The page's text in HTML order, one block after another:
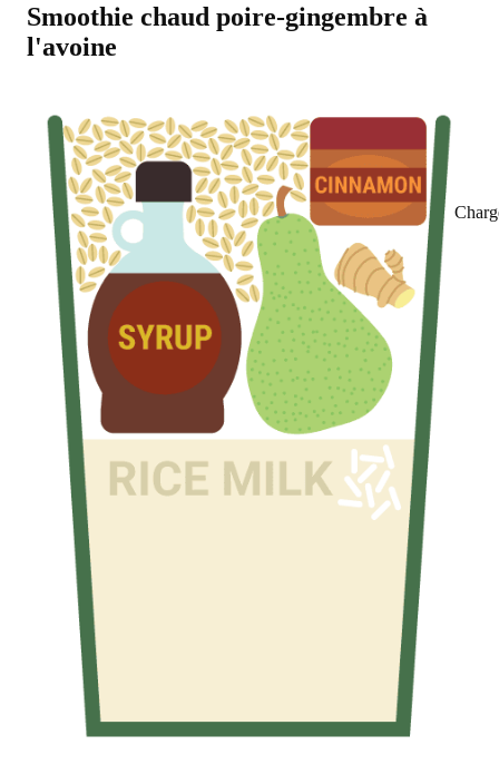
Smoothie chaud poire-gingembre à
l'avoine